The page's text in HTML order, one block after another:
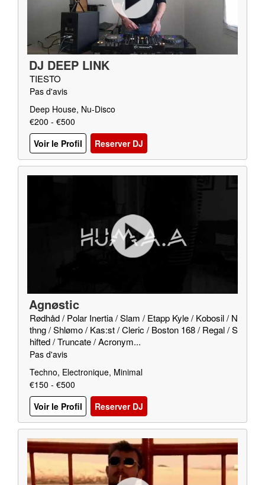
DJ DEEP LINK
TIESTO
Pas d'avis
Deep House, Nu-Disco
€200 - €500
Voir le Profil
Reserver DJ
Agnøstic
Rødhåd / Polar Inertia / Slam / Etapp Kyle / Kobosil / N
thng / Shlømo / Kas:st / Cleric / Boston 168 / Regal / S
hifted / Truncate / Acronym...
Pas d'avis
Techno, Electronique, Minimal
€150 - €500
Voir le Profil
Reserver DJ